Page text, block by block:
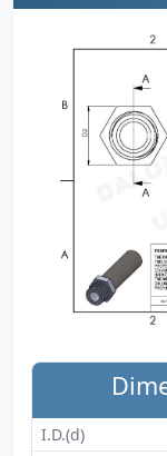
I.D.(d)